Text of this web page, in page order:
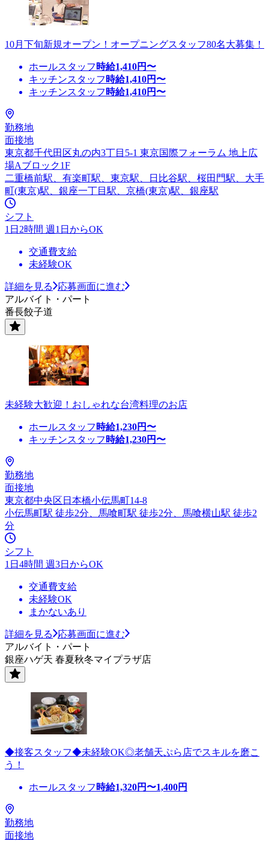
10月下旬新規オープン！オープニングスタッフ80名大募集！
ホールスタッフ 時給1,410円〜
キッチンスタッフ 時給1,410円〜
キッチンスタッフ 時給1,410円〜
勤務地
面接地
東京都千代田区丸の内3丁目5-1 東京国際フォーラム 地上広
場Aブロック1F
二重橋前駅、有楽町駅、東京駅、日比谷駅、桜田門駅、大手
町(東京)駅、銀座一丁目駅、京橋(東京)駅、銀座駅
シフト
1日2時間 週1日からOK
交通費支給
未経験OK
詳細を見る
応募画面に進む
アルバイト・パート
番長餃子道
未経験大歓迎！おしゃれな台湾料理のお店
ホールスタッフ 時給1,230円〜
キッチンスタッフ 時給1,230円〜
勤務地
面接地
東京都中央区日本橋小伝馬町14-8
小伝馬町駅 徒歩2分、馬喰町駅 徒歩2分、馬喰横山駅 徒歩2
分
シフト
1日4時間 週3日からOK
交通費支給
未経験OK
まかないあり
詳細を見る
応募画面に進む
アルバイト・パート
銀座ハゲ天 春夏秋冬マイプラザ店
◆接客スタッフ◆未経験OK◎老舗天ぷら店でスキルを磨こ
う！
ホールスタッフ 時給1,320円〜1,400円
勤務地
面接地